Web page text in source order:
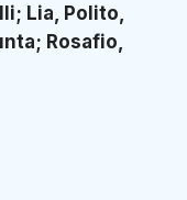
Lia, Polito,
Rosafio,